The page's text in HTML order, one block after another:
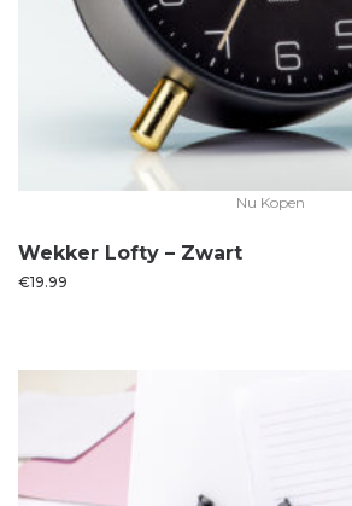
Nu Kopen
Wekker Lofty – Zwart
€19.99